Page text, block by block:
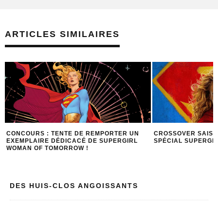
ARTICLES SIMILAIRES
CROSSOVER SAISON 3 ÉPISODE 6 :
SPÉCIAL SUPERGIRL
10 SUPER FUN
DES HUIS-CLOS ANGOISSANTS